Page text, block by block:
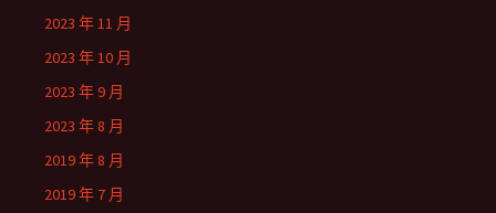
2023 年 11 月
2023 年 10 月
2023 年 9 月
2023 年 8 月
2019 年 8 月
2019 年 7 月